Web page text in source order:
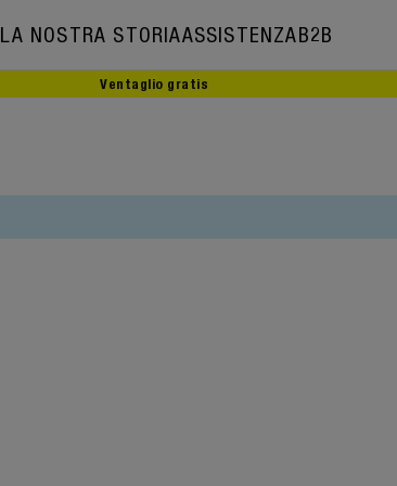
LA NOSTRA STORIA
La nostra storia
ASSISTENZAB2B
Ventaglio gratis